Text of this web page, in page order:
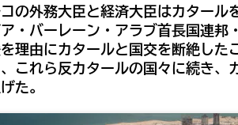
の外務大臣と経済大臣はカター
・バーレーン・アラブ首長国連邦
理由にカタールと国交を断絶した
これら反カタールの国々に続き、
た。